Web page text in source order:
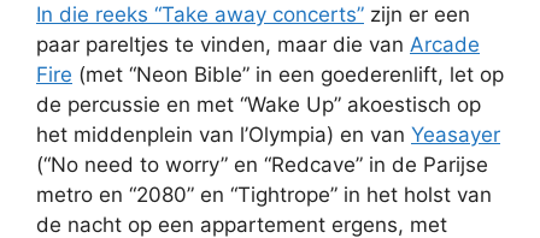
In die reeks “Take away concerts” zijn er een
paar pareltjes te vinden, maar die van Arcade
Fire (met “Neon Bible” in een goederenlift, let op
de percussie en met “Wake Up” akoestisch op
het middenplein van l’Olympia) en van Yeasayer
(“No need to worry” en “Redcave” in de Parijse
metro en “2080” en “Tightrope” in het holst van
de nacht op een appartement ergens, met